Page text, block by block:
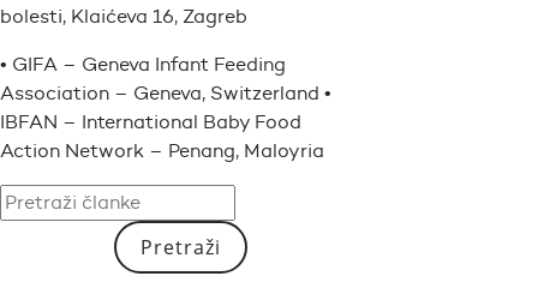
bolesti, Klaićeva 16, Zagreb
• GIFA – Geneva Infant Feeding
Association – Geneva, Switzerland •
IBFAN – International Baby Food
Action Network – Penang, Maloyria
Pretraži